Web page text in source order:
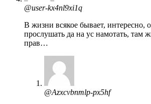
@user-kx4nl9xi1q
В жизни всякое бывает, интересно,
прослушать да на ус намотать, там
прав…
@Azxcvbnmlp-px5hf